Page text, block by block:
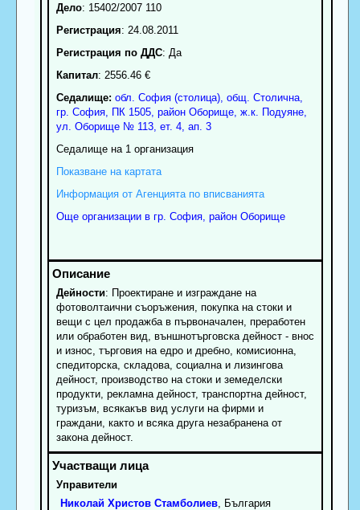
Дело: 15402/2007 110
Регистрация: 24.08.2011
Регистрация по ДДС: Да
Капитал: 2556.46 €
Седалище: обл. София (столица), общ. Столична,
гр. София, ПК 1505, район Оборище, ж.к. Подуяне,
ул. Оборище № 113, ет. 4, ап. 3
Седалище на 1 организация
Показване на картата
Информация от Агенцията по вписванията
Още организации в гр. София, район Оборище
Дейности: Проектиране и изграждане на
фотоволтаични съоръжения, покупка на стоки и
вещи с цел продажба в първоначален, преработен
или обработен вид, външнотърговска дейност - внос
и износ, търговия на едро и дребно, комисионна,
спедиторска, складова, социална и лизингова
дейност, производство на стоки и земеделски
продукти, рекламна дейност, транспортна дейност,
туризъм, всякакъв вид услуги на фирми и
граждани, както и всяка друга незабранена от
закона дейност.
Управители
Николай Христов Стамболиев, България